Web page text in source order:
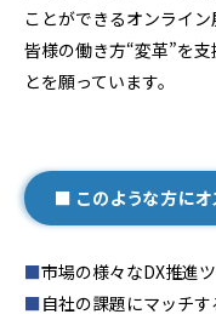
ことができるオンライン
皆様の働き方“変革”を
とを願っています。
■ このような方にオ
■市場の様々なDX推進
■自社の課題にマッチ